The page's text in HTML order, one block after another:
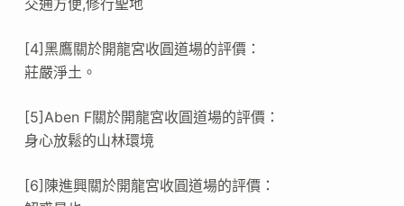
[4]黑鷹關於開龍宮收圓道場的評價：
莊嚴淨土。
[5]Aben F關於開龍宮收圓道場的評價：
身心放鬆的山林環境
[6]陳進興關於開龍宮收圓道場的評價：